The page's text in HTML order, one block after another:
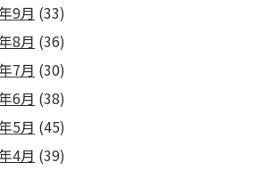
9月 (33)
8月 (36)
7月 (30)
6月 (38)
5月 (45)
4月 (39)